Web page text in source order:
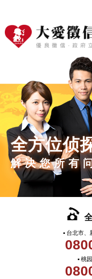
全方位侦
解决您所有
▪ 台北市、
▪ 桃